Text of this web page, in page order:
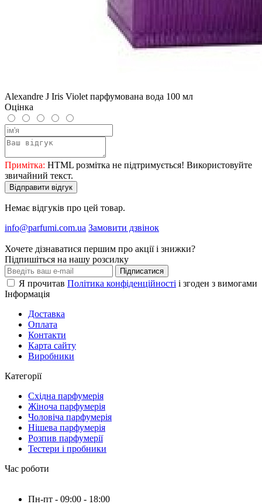
Alexandre J Iris Violet парфумована вода 100 мл
Оцінка
Примітка: HTML розмітка не підтримується! Використовуйте
звичайний текст.
Відправити відгук
Немає відгуків про цей товар.
info@parfumi.com.ua Замовити дзвінок
Хочете дізнаватися першим про акції і знижки?
Підпишіться на нашу розсилку
Підписатися
Я прочитав Політика конфіденційності і згоден з вимогами
Інформація
Доставка
Оплата
Контакти
Карта сайту
Виробники
Категорії
Східна парфумерія
Жіноча парфумерія
Чоловіча парфумерія
Нішева парфумерія
Розпив парфумерії
Тестери і пробники
Час роботи
Пн-пт - 09:00 - 18:00